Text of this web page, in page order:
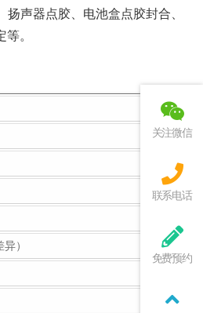
声器点胶、电池盒点胶封合、
。
）
关注微信
联系电话
免费预约